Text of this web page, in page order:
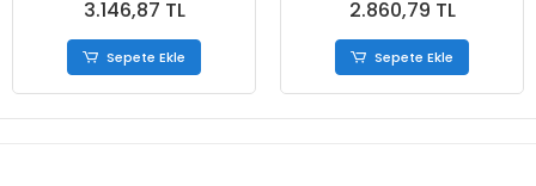
3.146,87 TL
Sepete Ekle
2.860,79 TL
Sepete Ekle